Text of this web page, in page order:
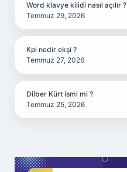
Word klavye kilidi nasıl açılır ?
Temmuz 29, 2026
Kpi nedir ekşi ?
Temmuz 27, 2026
Dilber Kürt ismi mi ?
Temmuz 25, 2026